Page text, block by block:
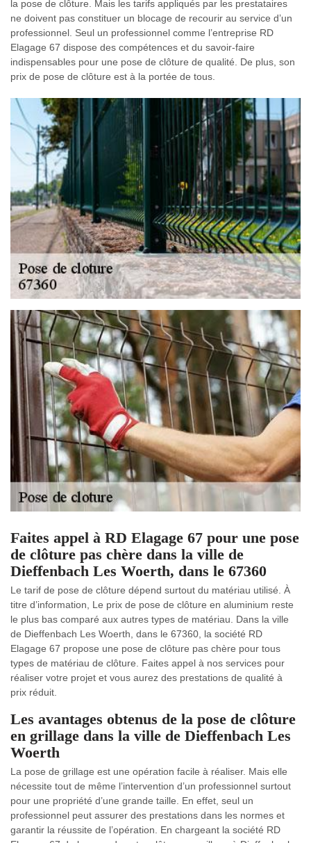
la pose de clôture. Mais les tarifs appliqués par les prestataires
ne doivent pas constituer un blocage de recourir au service d’un
professionnel. Seul un professionnel comme l’entreprise RD
Elagage 67 dispose des compétences et du savoir-faire
indispensables pour une pose de clôture de qualité. De plus, son
prix de pose de clôture est à la portée de tous.
Faites appel à RD Elagage 67 pour une pose
de clôture pas chère dans la ville de
Dieffenbach Les Woerth, dans le 67360
Le tarif de pose de clôture dépend surtout du matériau utilisé. À
titre d’information, Le prix de pose de clôture en aluminium reste
le plus bas comparé aux autres types de matériau. Dans la ville
de Dieffenbach Les Woerth, dans le 67360, la société RD
Elagage 67 propose une pose de clôture pas chère pour tous
types de matériau de clôture. Faites appel à nos services pour
réaliser votre projet et vous aurez des prestations de qualité à
prix réduit.
Les avantages obtenus de la pose de clôture
en grillage dans la ville de Dieffenbach Les
Woerth
La pose de grillage est une opération facile à réaliser. Mais elle
nécessite tout de même l’intervention d’un professionnel surtout
pour une propriété d’une grande taille. En effet, seul un
professionnel peut assurer des prestations dans les normes et
garantir la réussite de l’opération. En chargeant la société RD